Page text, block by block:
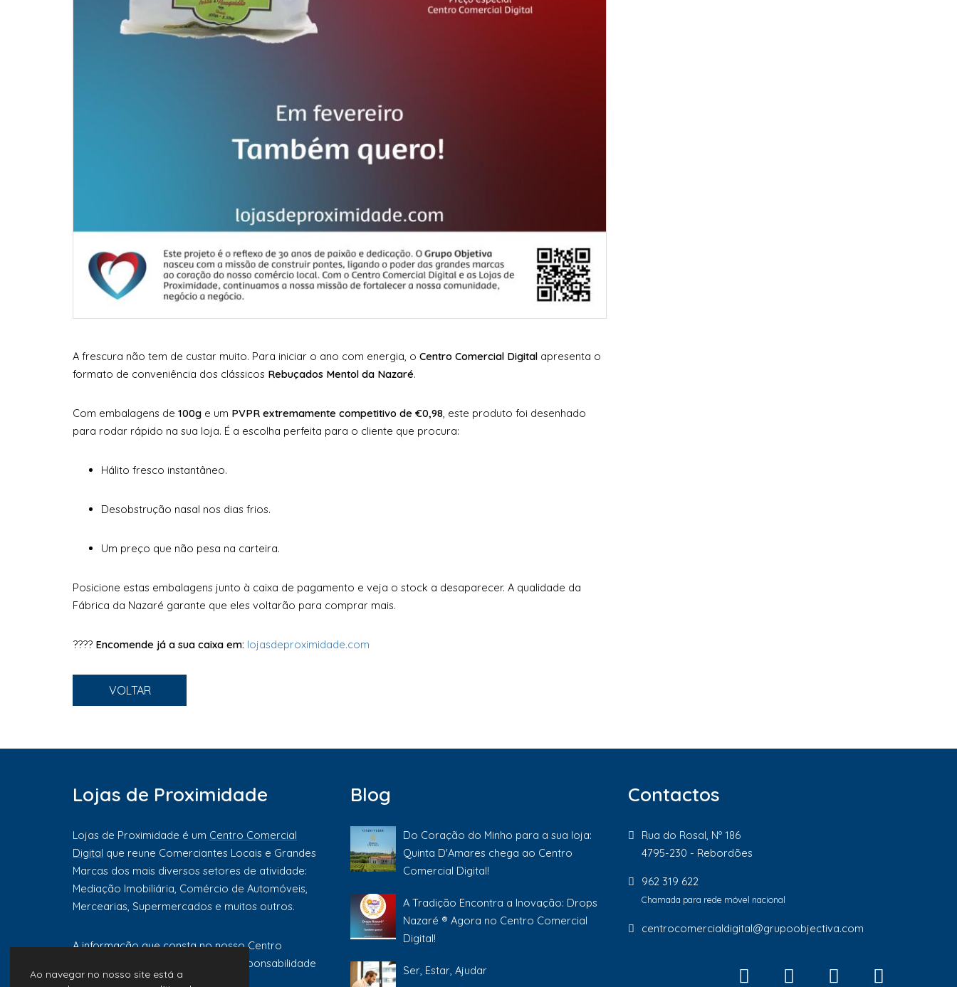
Ao navegar no nosso site está a
A frescura não tem de custar muito. Para iniciar o ano com energia, o Centro Comercial Digital apresenta o
formato de conveniência dos clássicos Rebuçados Mentol da Nazaré.
Com embalagens de 100g e um PVPR extremamente competitivo de €0,98 , este produto foi desenhado
para rodar rápido na sua loja. É a escolha perfeita para o cliente que procura:
Hálito fresco instantâneo.
Desobstrução nasal nos dias frios.
Um preço que não pesa na carteira.
Posicione estas embalagens junto à caixa de pagamento e veja o stock a desaparecer. A qualidade da
Fábrica da Nazaré garante que eles voltarão para comprar mais.
???? Encomende já a sua caixa em: lojasdeproximidade.com
VOLTAR
Lojas de Proximidade
Lojas de Proximidade é um Centro Comercial
Digital que reune Comerciantes Locais e Grandes
Marcas dos mais diversos setores de atividade:
Mediação Imobiliária, Comércio de Automóveis,
Mercearias, Supermercados e muitos outros.
A informação que consta no nosso Centro
Comercial Digital é da exclusiva responsabilidade
de cada comerciante ou marca.
Blog
Do Coração do Minho para a sua loja:
Quinta D'Amares chega ao Centro
Comercial Digital!
A Tradição Encontra a Inovação: Drops
Nazaré ® Agora no Centro Comercial
Digital!
Ser, Estar, Ajudar
Contactos
Rua do Rosal, Nº 186
4795-230 - Rebordões
962 319 622
Chamada para rede móvel nacional
centrocomercialdigital@grupoobjectiva.com